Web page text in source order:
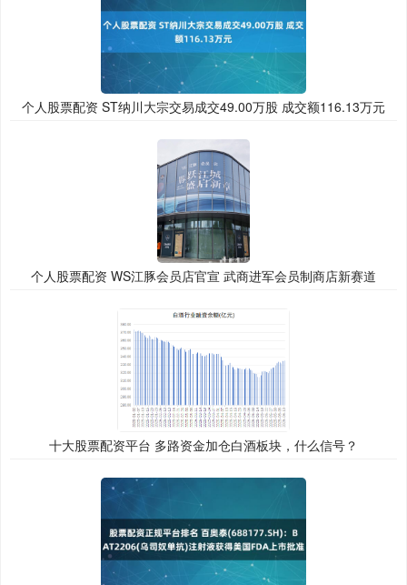
个人股票配资 ST纳川大宗交易成交49.00万股 成交额116.13万元
个人股票配资 WS江豚会员店官宣 武商进军会员制商店新赛道
十大股票配资平台 多路资金加仓白酒板块，什么信号？